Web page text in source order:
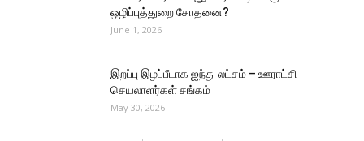
ஒழிப்புத்துறை சோதனை?
June 1, 2026
இறப்பு இழப்பீடாக ஐந்து லட்சம் – ஊராட்சி
செயலாளர்கள் சங்கம்
May 30, 2026